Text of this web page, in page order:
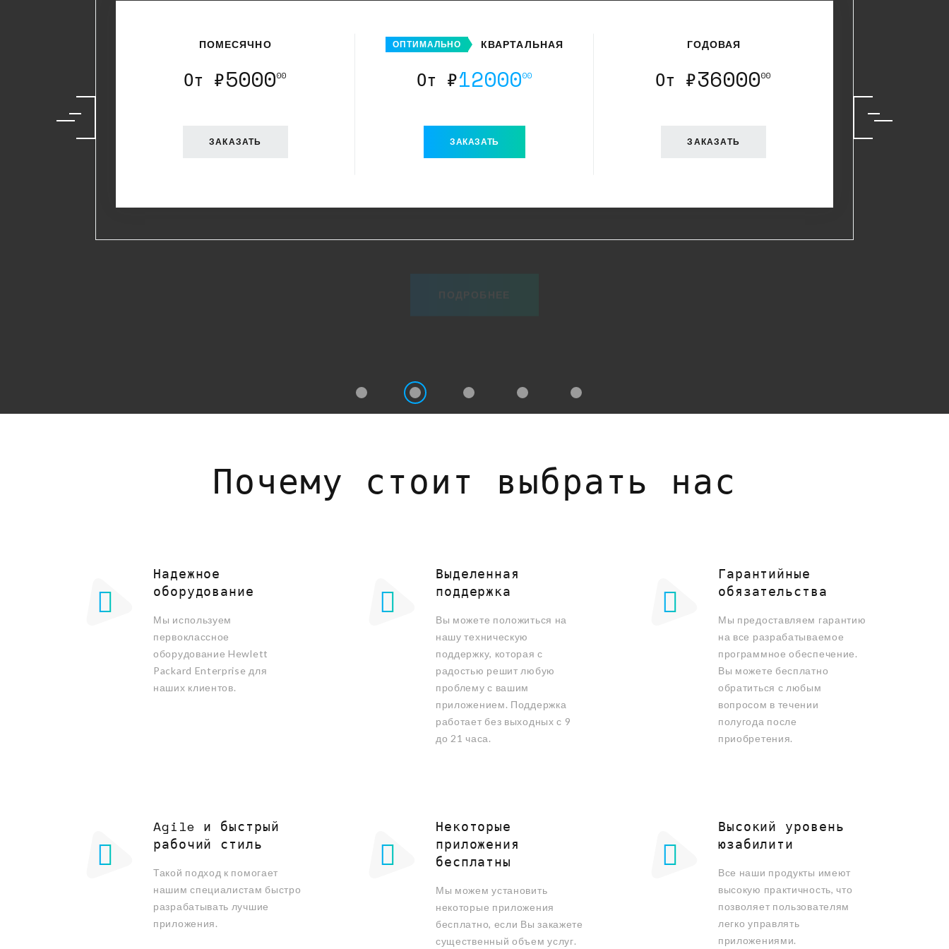
ПОМЕСЯЧНО
От ₽500000
ЗАКАЗАТЬ
ОПТИМАЛЬНО КВАРТАЛЬНАЯ
От ₽1200000
ЗАКАЗАТЬ
ГОДОВАЯ
От ₽3600000
ЗАКАЗАТЬ
Почему стоит выбрать нас
Надежное
оборудование
Мы используем
первоклассное
оборудование Hewlett
Packard Enterprise для
наших клиентов.
Выделенная
поддержка
Вы можете положиться на
нашу техническую
поддержку, которая с
радостью решит любую
проблему с вашим
приложением. Поддержка
работает без выходных с 9
до 21 часа.
Гарантийные
обязательства
Мы предоставляем гарантию
на все разрабатываемое
программное обеспечение.
Вы можете бесплатно
обратиться с любым
вопросом в течении
полугода после
приобретения.
Agile и быстрый
рабочий стиль
Такой подход к помогает
нашим специалистам быстро
разрабатывать лучшие
приложения.
Некоторые
приложения
бесплатны
Мы можем установить
некоторые приложения
бесплатно, если Вы закажете
существенный объем услуг.
Высокий уровень
юзабилити
Все наши продукты имеют
высокую практичность, что
позволяет пользователям
легко управлять
приложениями.